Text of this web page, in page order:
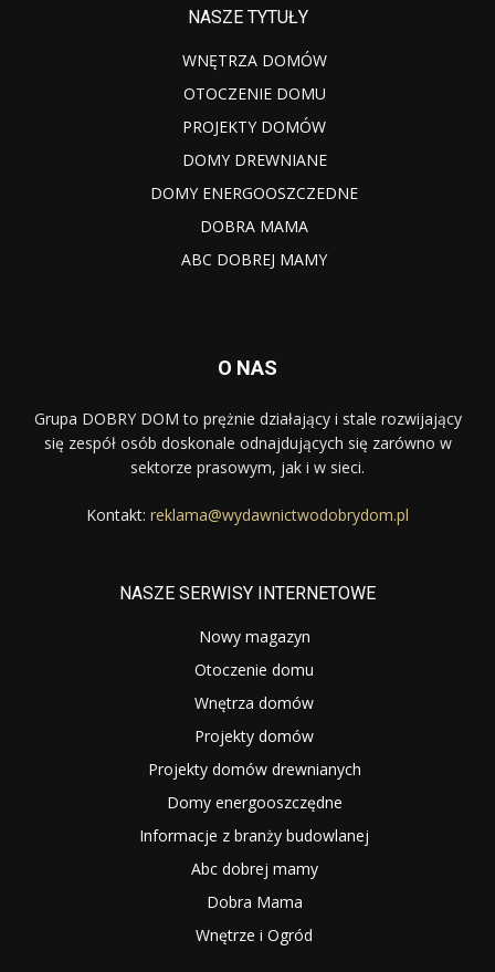
NASZE TYTUŁY
WNĘTRZA DOMÓW
OTOCZENIE DOMU
PROJEKTY DOMÓW
DOMY DREWNIANE
DOMY ENERGOOSZCZEDNE
DOBRA MAMA
ABC DOBREJ MAMY
O NAS
Grupa DOBRY DOM to prężnie działający i stale rozwijający
się zespół osób doskonale odnajdujących się zarówno w
sektorze prasowym, jak i w sieci.
Kontakt: reklama@wydawnictwodobrydom.pl
NASZE SERWISY INTERNETOWE
Nowy magazyn
Otoczenie domu
Wnętrza domów
Projekty domów
Projekty domów drewnianych
Domy energooszczędne
Informacje z branży budowlanej
Abc dobrej mamy
Dobra Mama
Wnętrze i Ogród